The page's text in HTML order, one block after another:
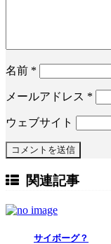
名前 *
メールアドレス *
ウェブサイト
関連記事
サイボーグ？